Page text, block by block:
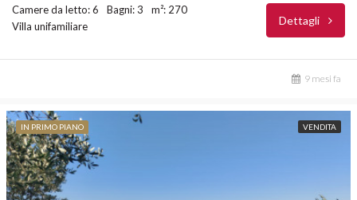
Camere da letto: 6 Bagni: 3
m²: 270
Villa unifamiliare
Dettagli
9 mesi fa
IN PRIMO PIANO VENDITA